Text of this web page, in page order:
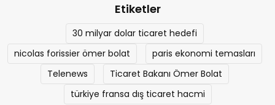
Etiketler
30 milyar dolar ticaret hedefi
nicolas forissier ömer bolat
paris ekonomi temasları
Telenews
Ticaret Bakanı Ömer Bolat
türkiye fransa dış ticaret hacmi